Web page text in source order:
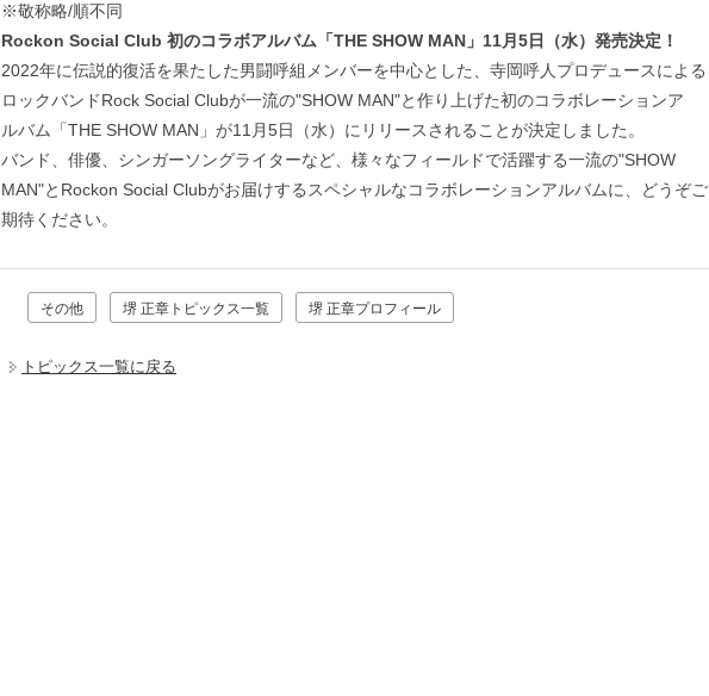
※敬称略/順不同
Rockon Social Club 初のコラボアルバム「THE SHOW MAN」11月5日（水）発売決定！
2022年に伝説的復活を果たした男闘呼組メンバーを中心とした、寺岡呼人プロデュースによる
ロックバンドRock Social Clubが一流の"SHOW MAN"と作り上げた初のコラボレーションア
ルバム「THE SHOW MAN」が11月5日（水）にリリースされることが決定しました。
バンド、俳優、シンガーソングライターなど、様々なフィールドで活躍する一流の"SHOW
MAN"とRockon Social Clubがお届けするスペシャルなコラボレーションアルバムに、どうぞご
期待ください。
その他 堺 正章トピックス一覧 堺 正章プロフィール
トピックス一覧に戻る